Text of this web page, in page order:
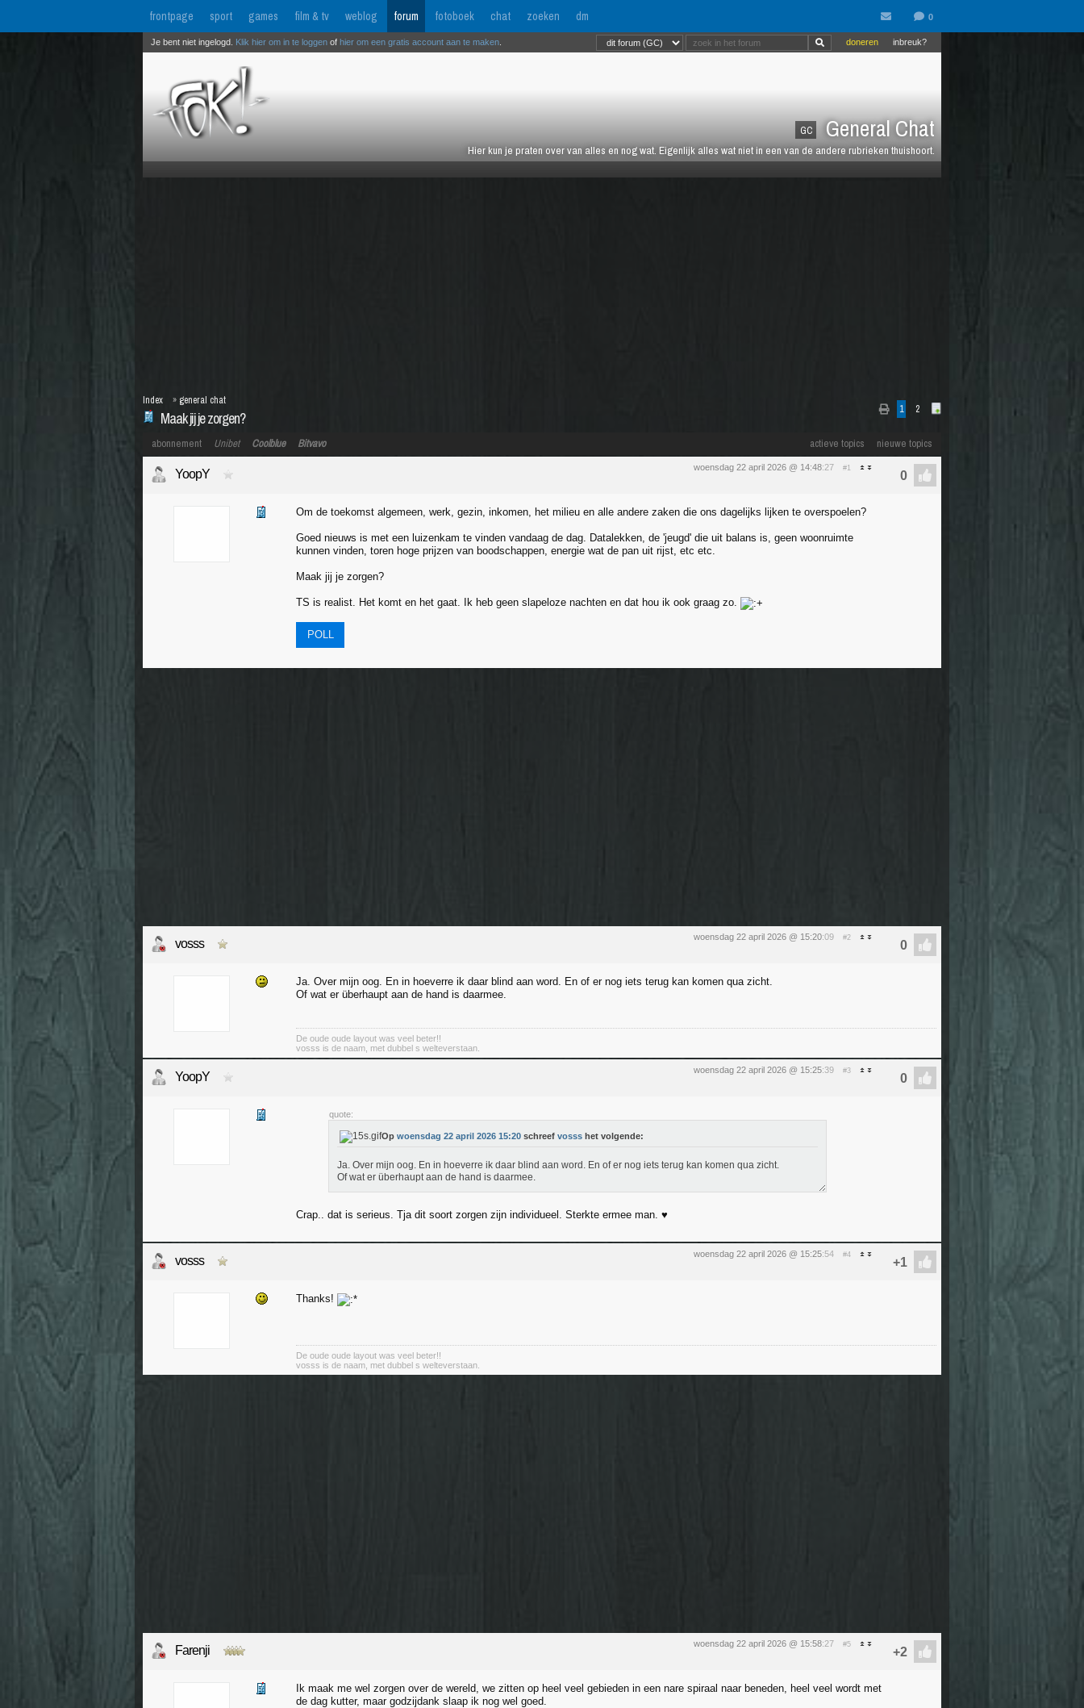
frontpage sport games film & tv weblog forum fotoboek chat zoeken dm
GC General Chat
Hier kun je praten over van alles en nog wat. Eigenlijk alles wat niet in een van de andere rubrieken thuishoort.
inbreuk?
doneren
Je bent niet ingelogd. Klik hier om in te loggen of hier om een gratis account aan te maken
1 2
Maak jij je zorgen?
Index » general chat
actieve topics nieuwe topics
abonnement Unibet Coolblue Bitvavo
woensdag 22 april 2026 @ 14:48:27 #1
YoopY
Om de toekomst algemeen, werk, gezin, inkomen, het milieu en alle andere zaken die ons dagelijks lijken te overspoelen?
Goed nieuws is met een luizenkam te vinden vandaag de dag. Datalekken, de 'jeugd' die uit balans is, geen woonruimte
kunnen vinden, toren hoge prijzen van boodschappen, energie wat de pan uit rijst, etc etc.
Maak jij je zorgen?
TS is realist. Het komt en het gaat. Ik heb geen slapeloze nachten en dat hou ik ook graag zo.
POLL
woensdag 22 april 2026 @ 15:20:09 #2
vosss
Ja. Over mijn oog. En in hoeverre ik daar blind aan word. En of er nog iets terug kan komen qua zicht.
Of wat er überhaupt aan de hand is daarmee.
De oude oude layout was veel beter!!
vosss is de naam, met dubbel s welteverstaan.
woensdag 22 april 2026 @ 15:25:39 #3
YoopY
quote:
Op woensdag 22 april 2026 15:20 schreef vosss het volgende:
Ja. Over mijn oog. En in hoeverre ik daar blind aan word. En of er nog iets terug kan komen qua zicht.
Of wat er überhaupt aan de hand is daarmee.
Crap.. dat is serieus. Tja dit soort zorgen zijn individueel. Sterkte ermee man. ♥️
woensdag 22 april 2026 @ 15:25:54 #4
vosss
Thanks!
De oude oude layout was veel beter!!
vosss is de naam, met dubbel s welteverstaan.
woensdag 22 april 2026 @ 15:58:27 #5
Farenji
Ik maak me wel zorgen over de wereld, we zitten op heel veel gebieden in een nare spiraal naar beneden, heel veel wordt met
de dag kutter, maar godzijdank slaap ik nog wel goed.